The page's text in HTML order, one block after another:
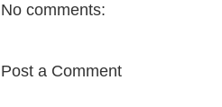
No comments:
Post a Comment